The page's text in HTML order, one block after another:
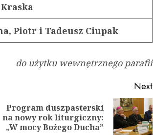
Piotr i Tadeusz Ciupak
do użytku wewnętrznego parafii
Previous
post:
Next
Next
post:
Program duszpasterski
na nowy rok liturgiczny:
„W mocy Bożego Ducha”